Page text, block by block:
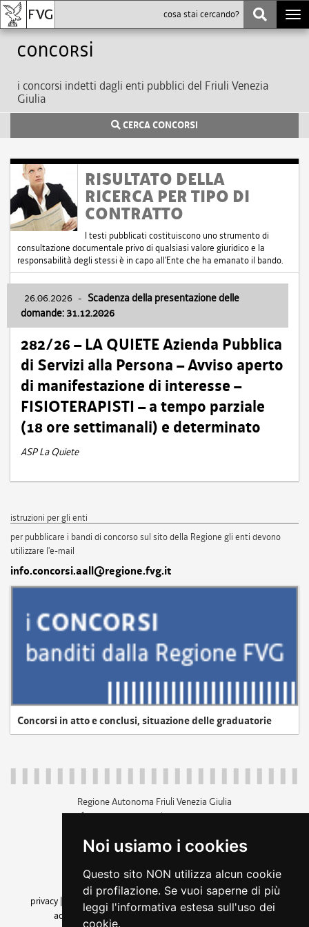
Noi usiamo i cookies
Questo sito NON utilizza alcun cookie
di profilazione. Se vuoi saperne di più
leggi l'informativa estesa sull'uso dei
cookie.
Concorsi
i concorsi indetti dagli enti pubblici del Friuli Venezia
Giulia
CERCA CONCORSI
RISULTATO DELLA
RICERCA PER TIPO DI
CONTRATTO
I testi pubblicati costituiscono uno strumento di
consultazione documentale privo di qualsiasi valore giuridico e la
responsabilità degli stessi è in capo all'Ente che ha emanato il bando.
26.06.2026 - Scadenza della presentazione delle
domande: 31.12.2026
282/26 – LA QUIETE Azienda Pubblica
di Servizi alla Persona – Avviso aperto
di manifestazione di interesse –
FISIOTERAPISTI – a tempo parziale
(18 ore settimanali) e determinato
ASP La Quiete
istruzioni per gli enti
per pubblicare i bandi di concorso sul sito della Regione gli enti devono
utilizzare l'e-mail
info.concorsi.aall@regione.fvg.it
Concorsi in atto e conclusi, situazione delle graduatorie
Regione Autonoma Friuli Venezia Giulia
c.f. 80014930327; p.iva 00526040324
+39 040 3771111
amministrazione trasparente
privacy
cookie |note legali accessibilità
dichiarazione di
accessibilità| feedback cambio preferenze cookie